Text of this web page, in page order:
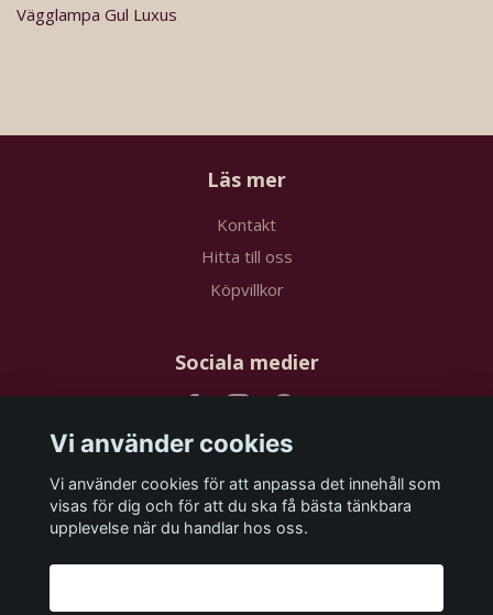
Vägglampa Gul Luxus
Läs mer
Kontakt
Hitta till oss
Köpvillkor
Sociala medier
Prenumerera på vårt nyhetsbrev
Vi använder cookies
Vi använder cookies för att anpassa det innehåll som
visas för dig och för att du ska få bästa tänkbara
upplevelse när du handlar hos oss.